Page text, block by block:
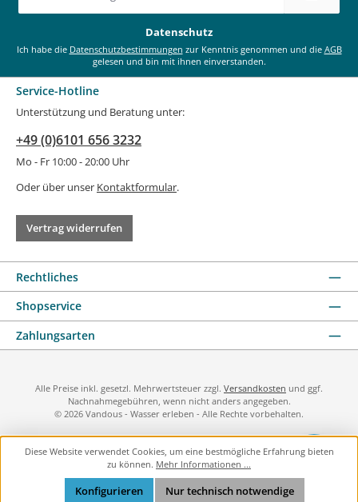
Datenschutz
Ich habe die Datenschutzbestimmungen zur Kenntnis genommen und die AGB
gelesen und bin mit ihnen einverstanden.
Service-Hotline
Unterstützung und Beratung unter:
+49 (0)6101 656 3232
Mo - Fr 10:00 - 20:00 Uhr
Oder über unser Kontaktformular.
Vertrag widerrufen
Rechtliches
Shopservice
Zahlungsarten
Alle Preise inkl. gesetzl. Mehrwertsteuer zzgl. Versandkosten und ggf.
Nachnahmegebühren, wenn nicht anders angegeben.
© 2026 Vandous - Wasser erleben - Alle Rechte vorbehalten.
Diese Website verwendet Cookies, um eine bestmögliche Erfahrung bieten
zu können. Mehr Informationen ...
Nur technisch notwendige
Konfigurieren